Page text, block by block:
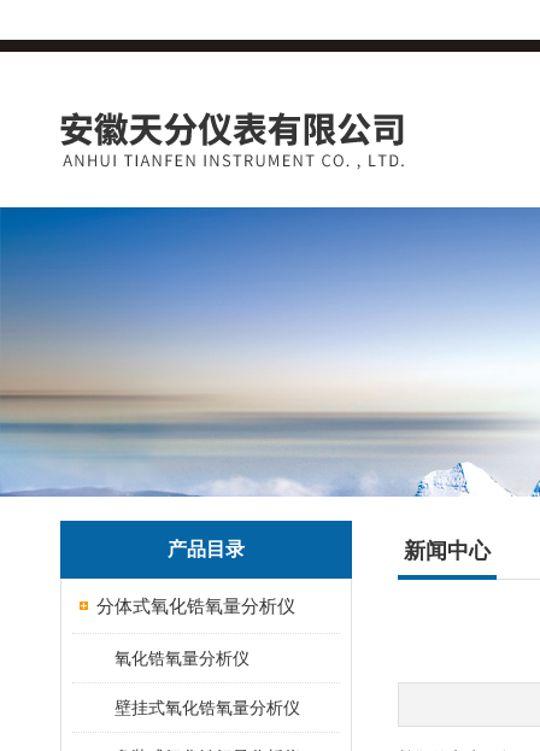
产品目录
分体式氧化锆氧量分析仪
氧化锆氧量分析仪
壁挂式氧化锆氧量分析仪
新闻中心